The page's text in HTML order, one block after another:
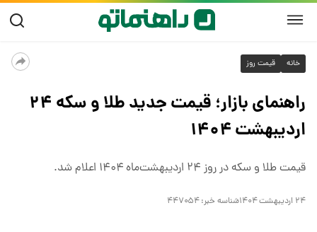
خانه قیمت روز
راهنمای بازار؛ قیمت جدید طلا و سکه ۲۴
اردیبهشت ۱۴۰۴
قیمت طلا و سکه در روز ۲۴ اردیبهشت‌ماه ۱۴۰۴ اعلام شد.
۲۴ اردیبهشت ۱۴۰۴ شناسه خبر:۴۴۷۰۵۴